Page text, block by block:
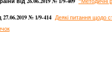
№ 1/9-414 Деякі питання щодо